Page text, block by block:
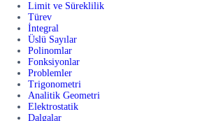
Limit ve Süreklilik
Türev
İntegral
Üslü Sayılar
Polinomlar
Fonksiyonlar
Problemler
Trigonometri
Analitik Geometri
Elektrostatik
Dalgalar